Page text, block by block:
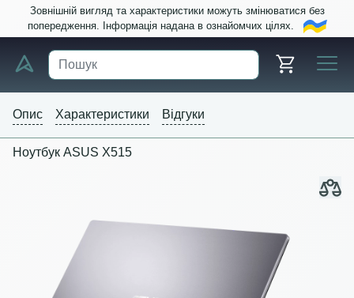
Зовнішній вигляд та характеристики можуть змінюватися без
попередження. Інформація надана в ознайомчих цілях.
Опис Характеристики Відгуки
Ноутбук ASUS X515